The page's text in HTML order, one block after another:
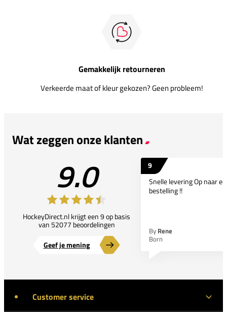
Gemakkelijk retourneren
Verkeerde maat of kleur gekozen? Geen probleem!
Wat zeggen onze klanten
9.0
HockeyDirect.nl krijgt een 9 op basis
van 52077 beoordelingen
Geef je mening
9
Snelle levering Op naar
bestelling !!
By Rene
Born
Customer service